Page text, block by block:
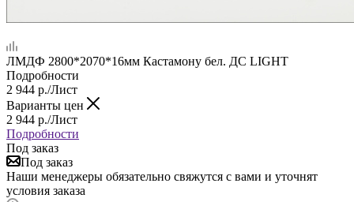
ЛМДФ 2800*2070*16мм Кастамону бел. ДС LIGHT
Подробности
2 944 р./Лист
Варианты цен
2 944 р./Лист
Подробности
Под заказ
Под заказ
Наши менеджеры обязательно свяжутся с вами и уточнят
условия заказа